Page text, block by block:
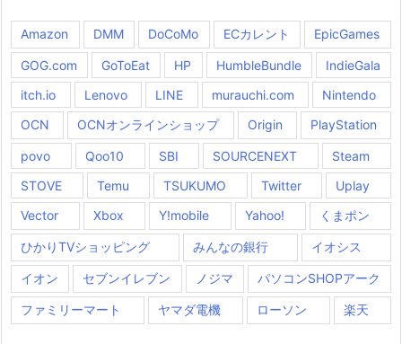
Amazon DMM DoCoMo ECカレント EpicGames
GOG.com GoToEat HP HumbleBundle
IndieGala
itch.io
Lenovo LINE murauchi.com
Nintendo
OCN
OCNオンラインショップ Origin PlayStation
povo Qoo10 SBI SOURCENEXT
Steam
STOVE
Temu TSUKUMO Twitter
Uplay
Vector
Xbox Y!mobile Yahoo! くまポン
ひかりTVショッピング みんなの銀行 イオシス
イオン セブンイレブン ノジマ パソコンSHOPアーク
ファミリーマート ヤマダ電機 ローソン 楽天